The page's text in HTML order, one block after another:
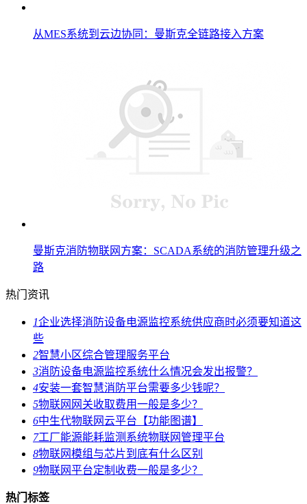
从MES系统到云边协同：曼斯克全链路接入方案
曼斯克消防物联网方案：SCADA系统的消防管理升级之
路
热门资讯
1企业选择消防设备电源监控系统供应商时必须要知道这
些
2智慧小区综合管理服务平台
3消防设备电源监控系统什么情况会发出报警？
4安装一套智慧消防平台需要多少钱呢？
5物联网网关收取费用一般是多少？
6中生代物联网云平台【功能图谱】
7工厂能源能耗监测系统物联网管理平台
8物联网模组与芯片到底有什么区别
9物联网平台定制收费一般是多少？
热门标签